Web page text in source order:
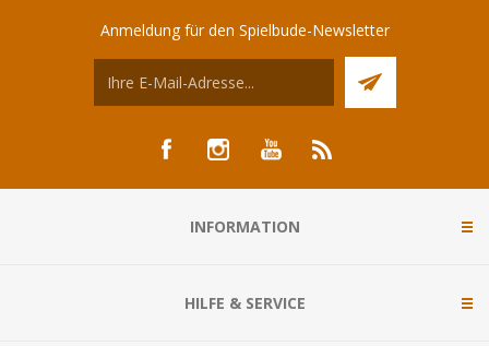
Anmeldung für den Spielbude-Newsletter
INFORMATION
HILFE & SERVICE